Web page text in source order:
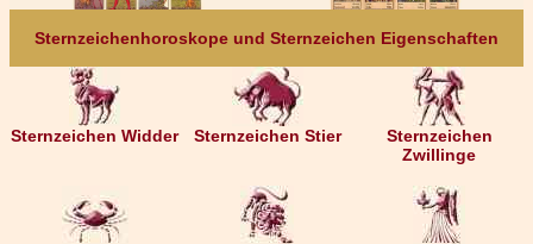
Sternzeichenhoroskope und Sternzeichen Eigenschaften
Sternzeichen Widder Sternzeichen Stier
Sternzeichen
Zwillinge